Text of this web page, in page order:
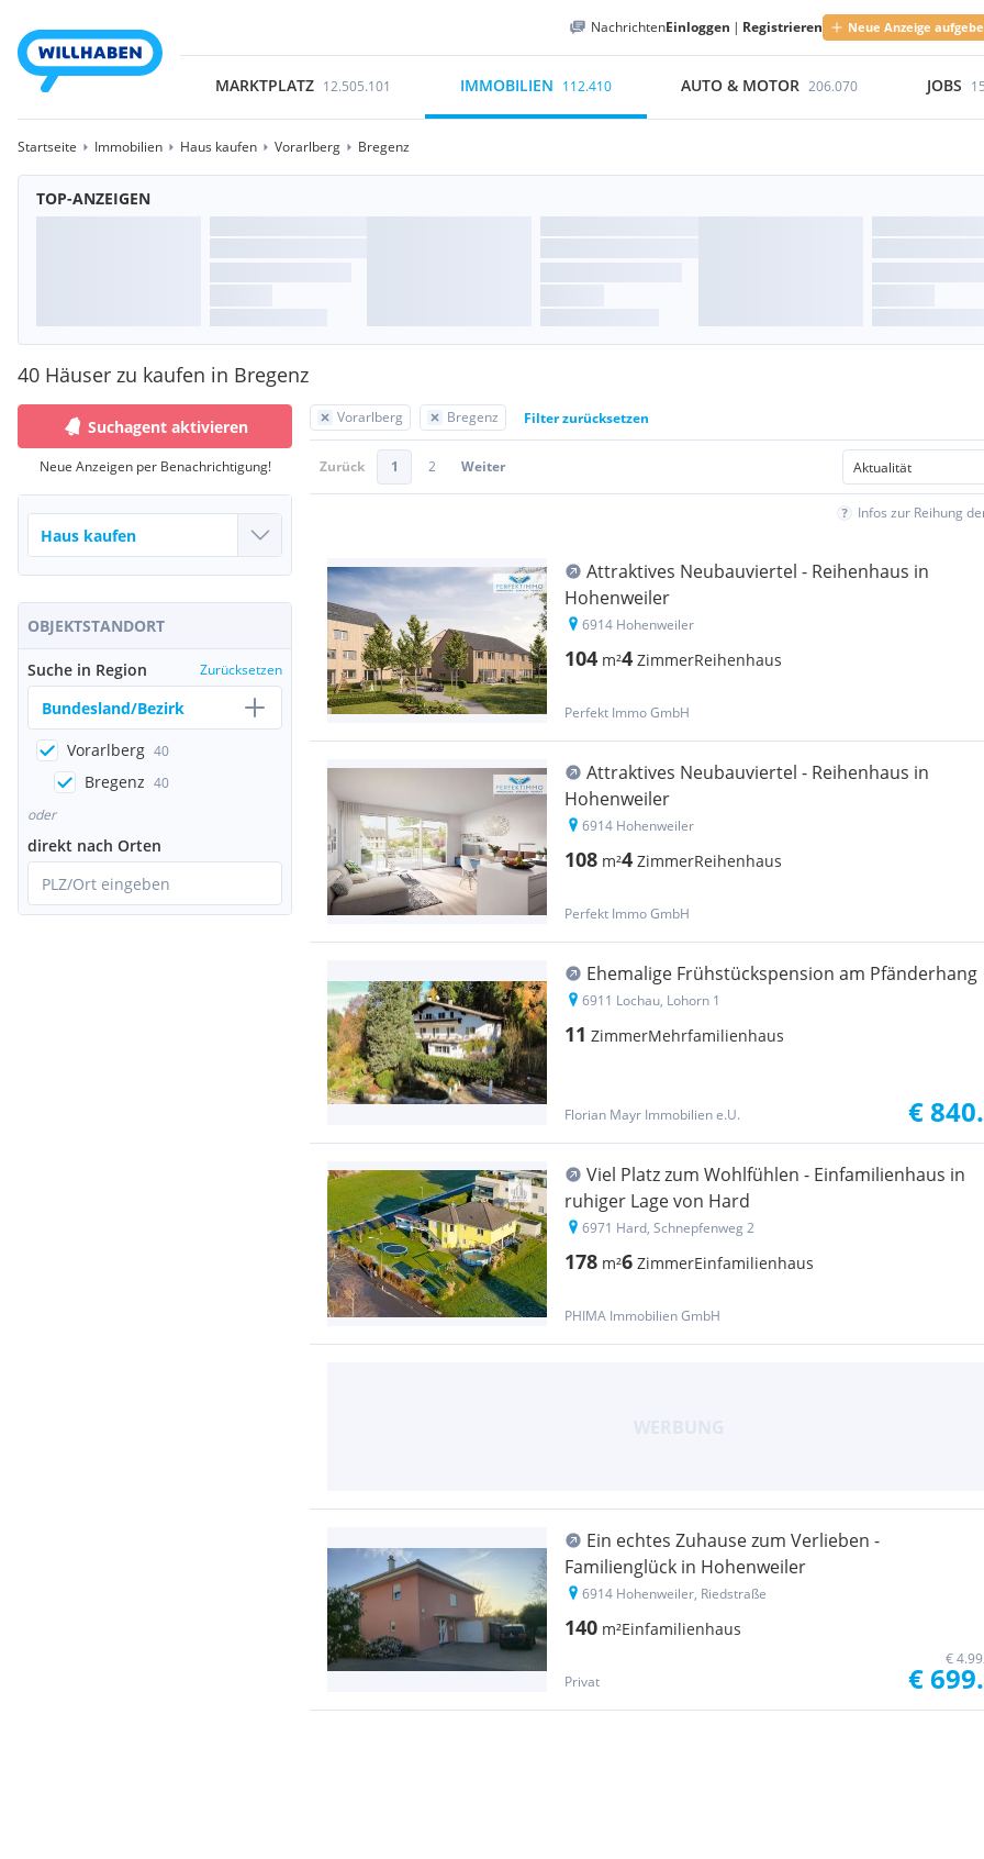
NachrichtenEinloggen | Registrieren Neue Anzeige
MARKTPLATZ 12.505.101 IMMOBILIEN 112.410 AUTO & MOTOR 206.070 JOBS
Startseite Immobilien Haus kaufen Vorarlberg Bregenz
TOP-ANZEIGEN
40 Häuser zu kaufen in Bregenz
Suchagent aktivieren
Neue Anzeigen per Benachrichtigung!
OBJEKTSTANDORT
Suche in Region Zurücksetzen
Bundesland/Bezirk
Vorarlberg 40
Bregenz 40
oder
direkt nach Orten
PLZ/Ort eingeben
Vorarlberg Bregenz Filter zurücksetzen
Zurück 1 2 Weiter
Infos zur Reihung
Attraktives Neubauviertel - Reihenhaus in
Hohenweiler
6914 Hohenweiler
104 m²4 ZimmerReihenhaus
Perfekt Immo GmbH
Attraktives Neubauviertel - Reihenhaus in
Hohenweiler
6914 Hohenweiler
108 m²4 ZimmerReihenhaus
Perfekt Immo GmbH
Ehemalige Frühstückspension am Pfänderhang
6911 Lochau, Lohorn 1
11 ZimmerMehrfamilienhaus
Florian Mayr Immobilien e.U. €
Viel Platz zum Wohlfühlen - Einfamilienhaus in
ruhiger Lage von Hard
6971 Hard, Schnepfenweg 2
178 m²6 ZimmerEinfamilienhaus
PHIMA Immobilien GmbH
Ein echtes Zuhause zum Verlieben -
Familienglück in Hohenweiler
6914 Hohenweiler, Riedstraße
140 m²Einfamilienhaus
Privat
€
€